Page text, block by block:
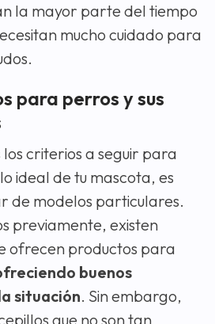
la mayor parte del tiempo
mucho cuidado para
para perros y sus
criterios a seguir para
ideal de tu mascota, es
de modelos particulares.
previamente, existen
ofrecen productos para
buenos
situación. Sin embargo,
que no son tan